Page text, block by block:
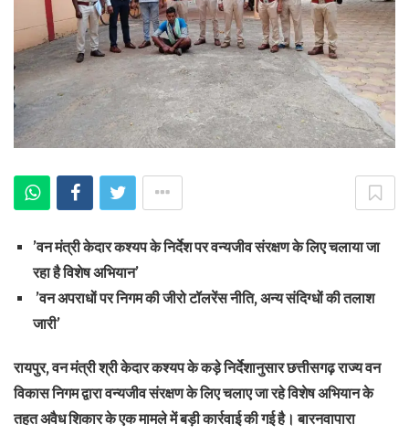
’वन मंत्री केदार कश्यप के निर्देश पर वन्यजीव संरक्षण के लिए चलाया जा
रहा है विशेष अभियान’
’वन अपराधों पर निगम की जीरो टॉलरेंस नीति, अन्य संदिग्धों की तलाश
जारी’
रायपुर, वन मंत्री श्री केदार कश्यप के कड़े निर्देशानुसार छत्तीसगढ़ राज्य वन
विकास निगम द्वारा वन्यजीव संरक्षण के लिए चलाए जा रहे विशेष अभियान के
तहत अवैध शिकार के एक मामले में बड़ी कार्रवाई की गई है। बारनवापारा